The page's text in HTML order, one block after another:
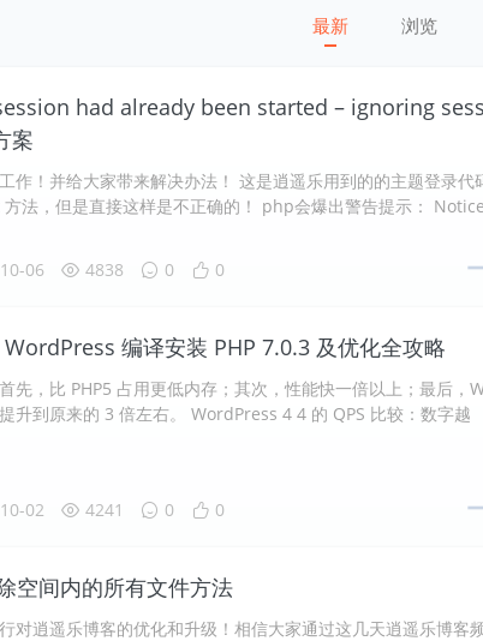
最新 浏览
had already been started – ignoring
案
作！并给大家带来解决办法！ 这是逍遥乐用到的的主题登录代
法，但是直接这样是不正确的！ php会爆出警告提示：
06 4838 0 0
WordPress 编译安装 PHP 7.0.3 及优化全攻略
先，比 PHP5 占用更低内存；其次，性能快一倍以上；最后，
升到原来的 3 倍左右。 WordPress 4 4 的 QPS 比较：数字越
02 4241 0 0
空间内的所有文件方法
对逍遥乐博客的优化和升级！相信大家通过这几天逍遥乐博客